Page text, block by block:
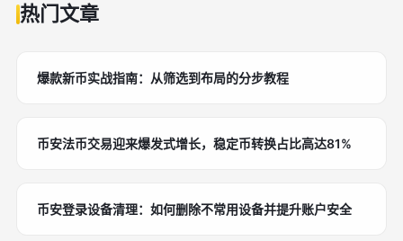
热门文章
爆款新币实战指南：从筛选到布局的分步教程
币安法币交易迎来爆发式增长，稳定币转换占比高达81%
币安登录设备清理：如何删除不常用设备并提升账户安全